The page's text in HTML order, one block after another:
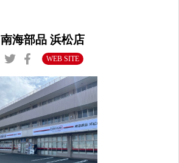
南海部品 浜松店
WEB SITE